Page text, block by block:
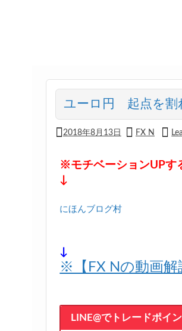
ユーロ円 起点を割
2018年8月13日 FX N
※モチベーションUPす
↓
にほんブログ村
↓
※【FX Nの動画
LINE@でトレードポイ